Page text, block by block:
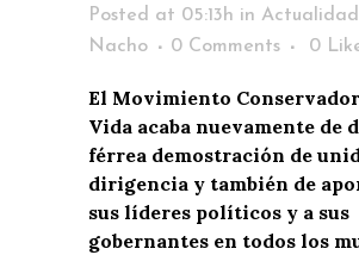
Posted at 05:13h in Actualidad
Nacho
0 Comments 0
El Movimiento
Vida acaba nuevamente de
férrea demostración de
dirigencia y también de
sus líderes políticos y a sus
gobernantes en todos los